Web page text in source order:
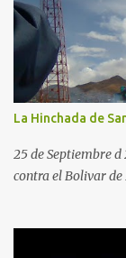
La Hinchada de
25 de Septiembre d
contra el Bolivar de